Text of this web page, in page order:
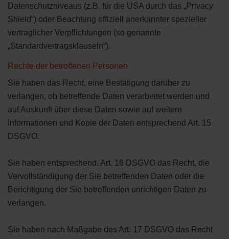
Datenschutzniveaus (z.B. für die USA durch das „Privacy
Shield“) oder Beachtung offiziell anerkannter spezieller
vertraglicher Verpflichtungen (so genannte
„Standardvertragsklauseln“).
Rechte der betroffenen Personen
Sie haben das Recht, eine Bestätigung darüber zu
verlangen, ob betreffende Daten verarbeitet werden und
auf Auskunft über diese Daten sowie auf weitere
Informationen und Kopie der Daten entsprechend Art. 15
DSGVO.
Sie haben entsprechend. Art. 16 DSGVO das Recht, die
Vervollständigung der Sie betreffenden Daten oder die
Berichtigung der Sie betreffenden unrichtigen Daten zu
verlangen.
Sie haben nach Maßgabe des Art. 17 DSGVO das Recht